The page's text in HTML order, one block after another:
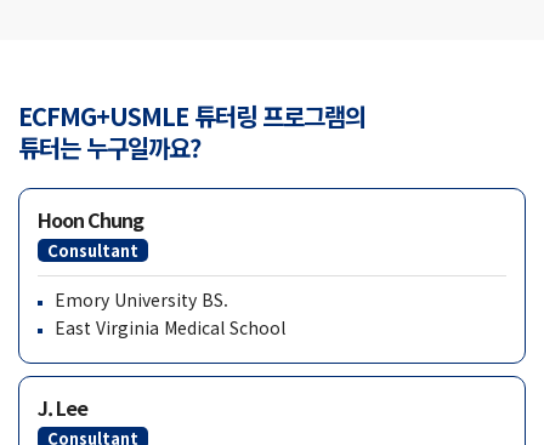
ECFMG+USMLE 튜터링 프로그램의
튜터는 누구일까요?
Hoon Chung
Consultant
Emory University BS.
East Virginia Medical School
J. Lee
Consultant